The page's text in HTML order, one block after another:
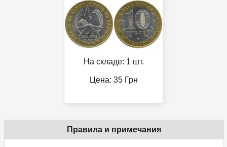
На складе: 1 шт.
Цена: 35Грн
Правила и примечания